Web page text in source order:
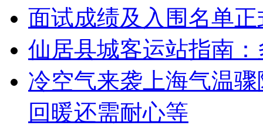
面试成绩及入围名单
仙居县城客运站指南
冷空气来袭上海气温
回暖还需耐心等